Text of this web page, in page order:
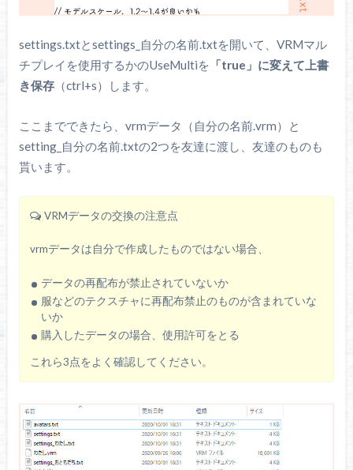
settings.txtとsettings_自分の名前.txtを開いて、VRMマル
チプレイを使用するかのUseMultiを 「true」に変えて上書
き保存（ctrl+s）します。
ここまでできたら、vrmデータ（自分の名前.vrm）と
setting_自分の名前.txtの2つを友達に渡し、友達のものも
貰います。
VRMデータの交換の注意点
vrmデータは自分で作成したものではない場合、
データの再配布が禁止されていないか
服などのテクスチャに再配布禁止のものが含まれていな
いか
購入したデータの場合、使用許可をとる
これら3点をよく確認してください。